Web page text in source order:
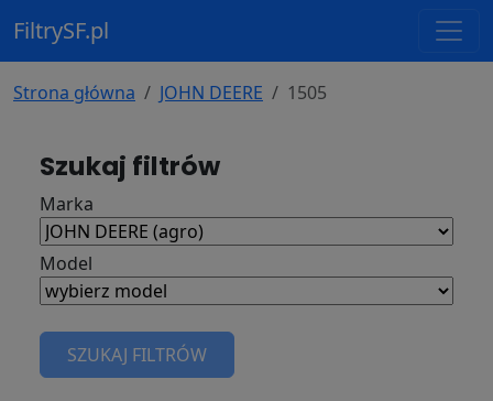
FiltrySF.pl
Strona główna JOHN DEERE 1505
Szukaj filtrów
Marka
Model
SZUKAJ FILTRÓW